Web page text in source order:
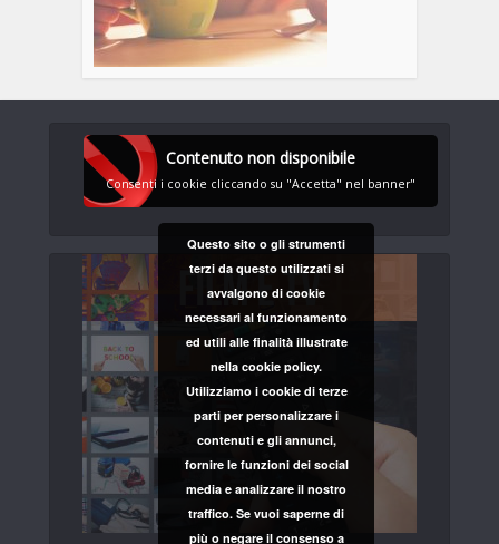
Contenuto non disponibile
Consenti i cookie cliccando su "Accetta" nel banner"
Questo sito o gli strumenti
terzi da questo utilizzati si
avvalgono di cookie
necessari al funzionamento
ed utili alle finalità illustrate
nella cookie policy.
Utilizziamo i cookie di terze
parti per personalizzare i
contenuti e gli annunci,
fornire le funzioni dei social
media e analizzare il nostro
traffico. Se vuoi saperne di
più o negare il consenso a